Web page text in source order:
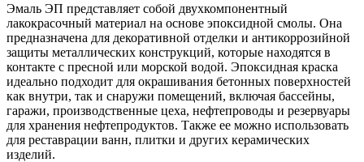
Эмаль ЭП представляет собой двухкомпонентный
лакокрасочный материал на основе эпоксидной смолы. Она
предназначена для декоративной отделки и антикоррозийной
защиты металлических конструкций, которые находятся в
контакте с пресной или морской водой. Эпоксидная краска
идеально подходит для окрашивания бетонных поверхностей
как внутри, так и снаружи помещений, включая бассейны,
гаражи, производственные цеха, нефтепроводы и резервуары
для хранения нефтепродуктов. Также ее можно использовать
для реставрации ванн, плитки и других керамических
изделий.